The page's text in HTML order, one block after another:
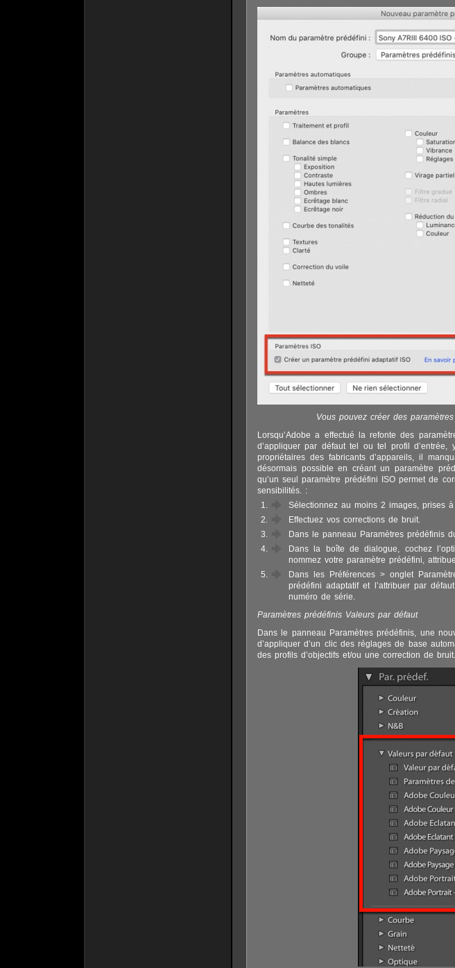
Vous pouvez créer des
Lorsqu’Adobe a effectué la refonte des
d’appliquer par défaut tel ou tel profil d’entrée,
propriétaires des fabricants d’appareils, il
désormais possible en créant un paramètre
qu’un seul paramètre prédéfini ISO permet de
sensibilités. :
Sélectionnez au moins 2 images, prises
Effectuez vos corrections de bruit.
Dans le panneau Paramètres prédéfinis
Dans la boîte de dialogue, cochez
nommez votre paramètre prédéfini,
Dans les Préférences > onglet
prédéfini adaptatif et l’attribuer par
numéro de série.
Paramètres prédéfinis Valeurs par défaut
Dans le panneau Paramètres prédéfinis, une
d’appliquer d’un clic des réglages de base
des profils d’objectifs et/ou une correction de bruit.